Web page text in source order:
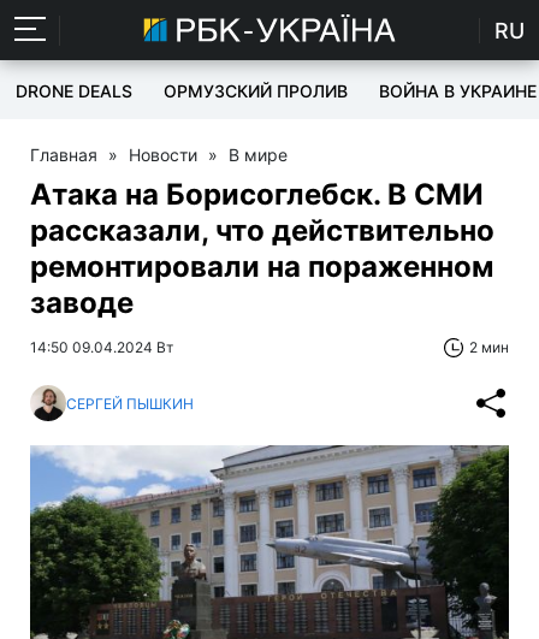
RU
DRONE DEALS ОРМУЗСКИЙ ПРОЛИВ ВОЙНА В УКРАИНЕ
Главная » Новости » В мире
Атака на Борисоглебск. В СМИ
рассказали, что действительно
ремонтировали на пораженном
заводе
14:50 09.04.2024 Вт 2 мин
СЕРГЕЙ ПЫШКИН